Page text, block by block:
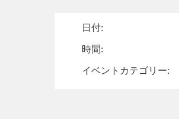
日付:
時間:
イベントカテゴリー: